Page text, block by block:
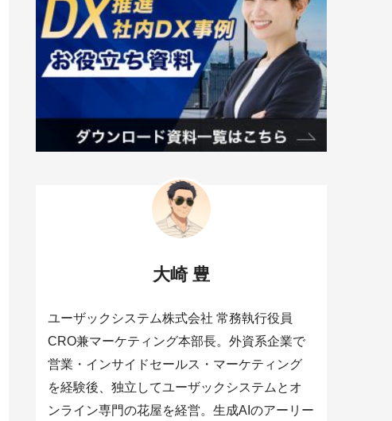
大崎 豊
ユーザックシステム株式会社 常務執行役員
CRO兼マーケティング本部長。外資系企業で
営業・インサイドセールス・マーケティング
を経験後、独立してユーザックシステムとオ
ンライン専門の花屋を経営。生成AIのアーリー